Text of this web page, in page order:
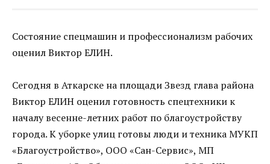
Состояние спецмашин и профессионализм рабочих
оценил Виктор ЕЛИН.
Сегодня в Аткарске на площади Звезд глава района
Виктор ЕЛИН оценил готовность спецтехники к
началу весенне-летних работ по благоустройству
города. К уборке улиц готовы люди и техника МУКП
«Благоустройство», ООО «Сан-Сервис», МП